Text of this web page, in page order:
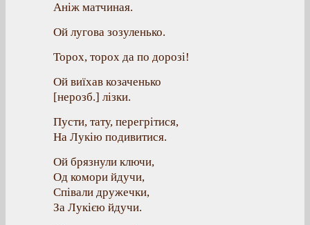
Аніж матчиная.
Ой лугова зозуленько.
Торох, торох да по дорозі!
Ой виїхав козаченько
[нерозб.] лізки.
Пусти, тату, перегрітися,
На Лукію подивитися.
Ой брязнули ключи,
Од комори йдучи,
Співали дружечки,
За Лукією йдучи.